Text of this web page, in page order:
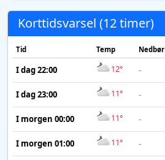
Korttidsvarsel (12 timer)
Tid Temp Nedbør
I dag 22:00 12° -
I dag 23:00 11° -
I morgen 00:00 11° -
I morgen 01:00 11° -